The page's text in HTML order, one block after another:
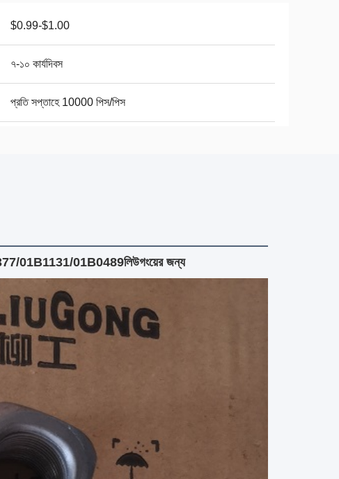
$0.99-$1.00
৭-১০ কার্যদিবস
প্রতি সপ্তাহে 10000 পিস/পিস
01B1131/01B0489লিউগংয়ের জন্য